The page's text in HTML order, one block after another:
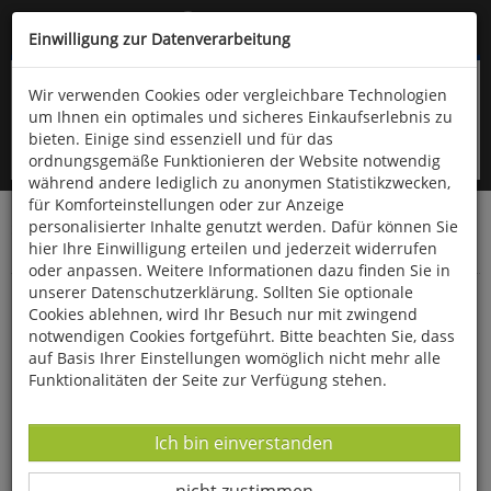
Kompletten Head der Seite überspringen
oder (06766) 9323-960
Startseite Bücher Downloads
Zeitschriften
SportPraxis
"Auf in den Skatepark!"
Einwilligung zur Datenverarbeitung
Wir verwenden Cookies oder vergleichbare Technologien
um Ihnen ein optimales und sicheres Einkaufserlebnis zu
bieten. Einige sind essenziell und für das
ordnungsgemäße Funktionieren der Website notwendig
während andere lediglich zu anonymen Statistikzwecken,
für Komforteinstellungen oder zur Anzeige
personalisierter Inhalte genutzt werden. Dafür können Sie
hier Ihre Einwilligung erteilen und jederzeit widerrufen
oder anpassen. Weitere Informationen dazu finden Sie in
unserer Datenschutzerklärung. Sollten Sie optionale
Cookies ablehnen, wird Ihr Besuch nur mit zwingend
notwendigen Cookies fortgeführt. Bitte beachten Sie, dass
auf Basis Ihrer Einstellungen womöglich nicht mehr alle
Funktionalitäten der Seite zur Verfügung stehen.
Datenverarbeitung -
Ich bin einverstanden